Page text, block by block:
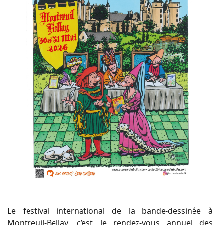
Le festival international de la bande-dessinée à
Montreuil-Bellay, c’est le rendez-vous annuel des